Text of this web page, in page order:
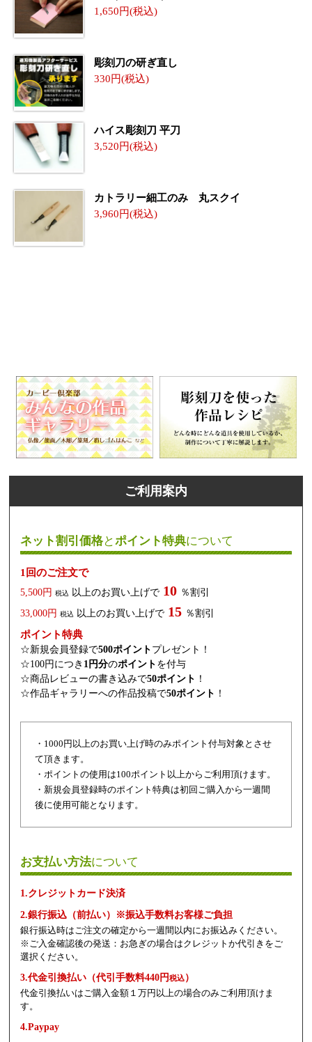
1,650
彫刻刀の研ぎ直し
330
ハイス彫刻刀 平刀
3,520
カトラリー細工のみ 丸スクイ
3,960
ご利用案内
ネット割引価格とポイント特典について
1回のご注文で
5,500円 税込 以上のお買い上げで 10 ％割引
33,000円 税込 以上のお買い上げで 15 ％割引
ポイント特典
☆新規会員登録で500ポイント プレゼント！
☆100円につき 1円分のポイント を付与
☆商品レビューの書き込みで50ポイント ！
☆作品ギャラリーへの作品投稿で50ポイント ！
・1000円以上のお買い上げ時のみポイント付与対象とさせ
て頂きます。
・ポイントの使用は100ポイント以上からご利用頂けます。
・新規会員登録時のポイント特典は初回ご購入から一週間
後に使用可能となります。
お支払い方法について
1.クレジットカード決済
2.銀行振込（前払い）※振込手数料お客様ご負担
銀行振込時はご注文の確定から一週間以内にお振込みください。
※ご入金確認後の発送：お急ぎの場合はクレジットか代引きをご
選択ください。
3.代金引換払い（代引手数料440円税込）
代金引換払いはご購入金額１万円以上の場合のみご利用頂けま
す。
4.Paypay